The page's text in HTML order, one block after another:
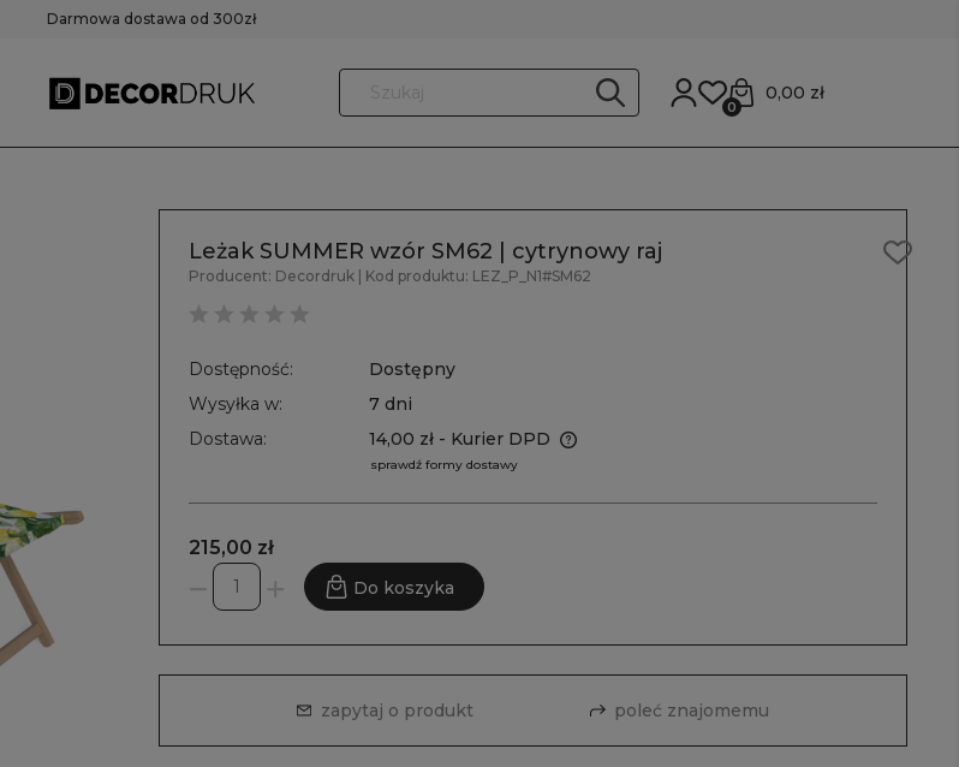
Darmowa dostawa od 300zł
0,00 zł
0
Leżak SUMMER wzór SM62 | cytrynowy raj
Producent: Decordruk | Kod produktu: LEZ_P_N1#SM62
Dostępność:
Dostępny
Wysyłka w:
7 dni
Dostawa:
14,00 zł - Kurier DPD
sprawdź formy dostawy
215,00 zł
Do koszyka
zapytaj o produkt poleć znajomemu